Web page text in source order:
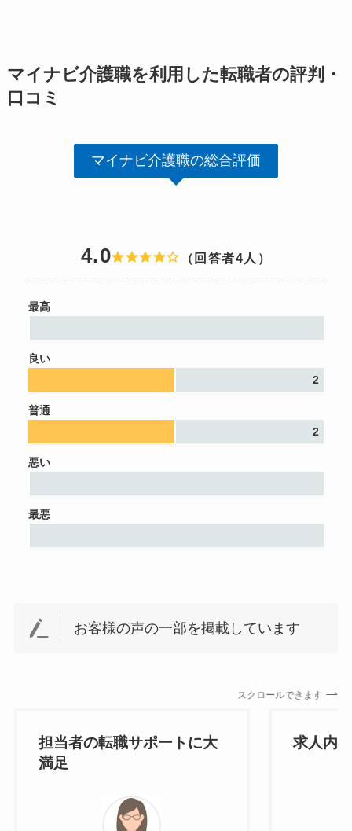
マイナビ介護職を利用した転職者の評判・
口コミ
マイナビ介護職の総合評価
4.0 （回答者4人）
最高
良い
2
普通
2
悪い
最悪
お客様の声の一部を掲載しています
スクロールできます
担当者の転職サポートに大
満足
求人内